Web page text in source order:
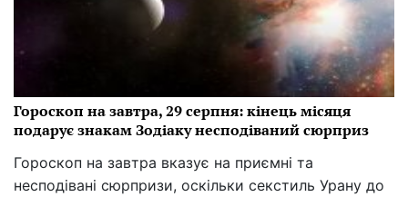
Гороскоп на завтра, 29 серпня: кінець місяця
подарує знакам Зодіаку несподіваний сюрприз
Гороскоп на завтра вказує на приємні та
несподівані сюрпризи, оскільки секстиль Урану до